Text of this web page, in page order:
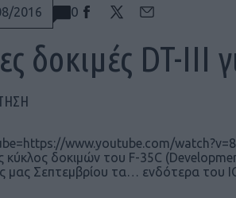
2016 0
δοκιμές DT-III
www.youtube.com/
κύκλος δοκιμών του F-35C
μας Σεπτεμβρίου τα… ενδότερα του